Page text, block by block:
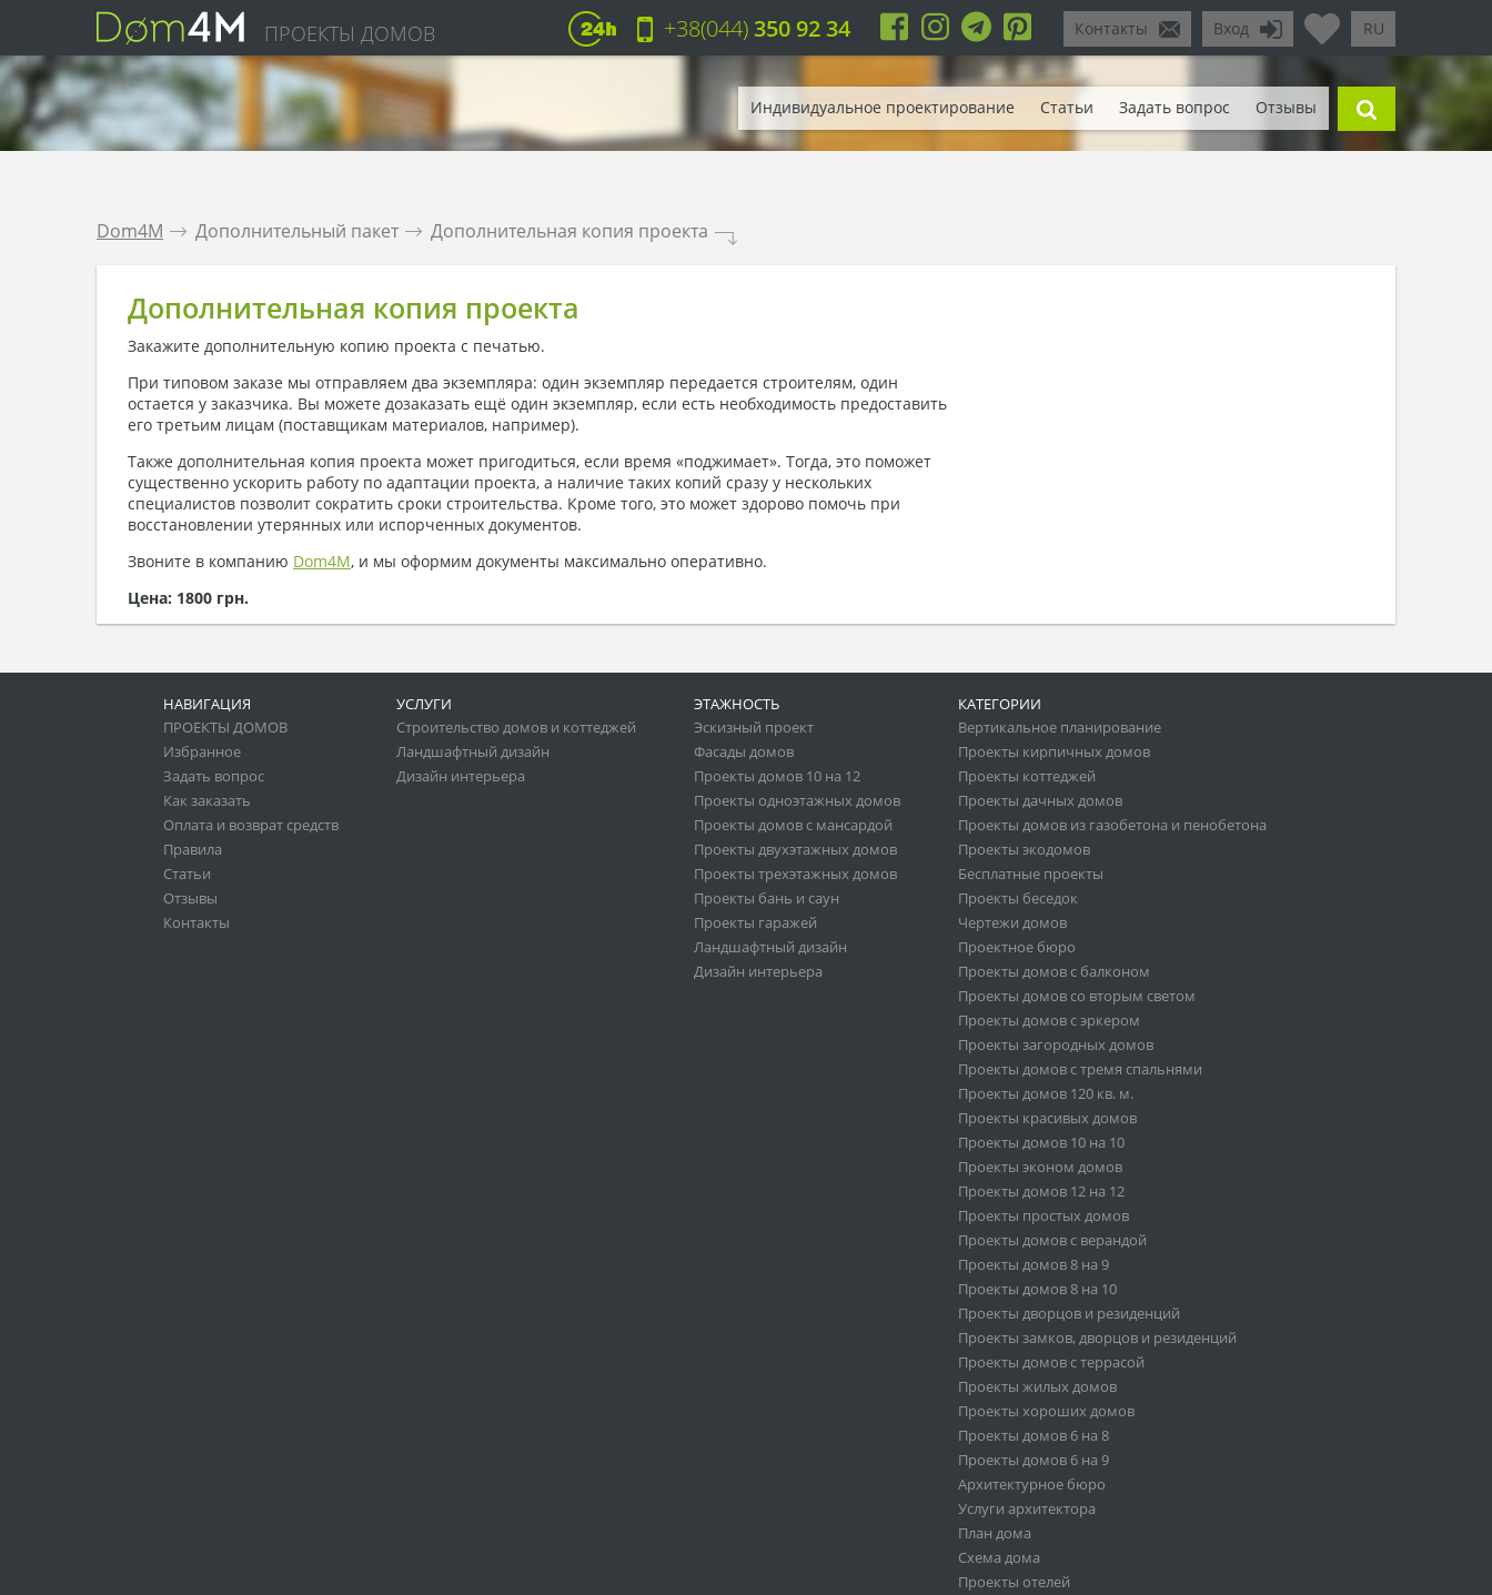
ПРОЕКТЫ ДОМОВ RU
Вход
Контакты
+38(044)350 92 34
Индивидуальное проектирование Статьи Задать вопрос Отзывы
Dom4M . Дополнительный пакет . Дополнительная копия проекта .
Дополнительная копия проекта
Закажите дополнительную копию проекта с печатью.
При типовом заказе мы отправляем два экземпляра: один экземпляр передается строителям, один
остается у заказчика. Вы можете дозаказать ещё один экземпляр, если есть необходимость предоставить
его третьим лицам (поставщикам материалов, например).
Также дополнительная копия проекта может пригодиться, если время «поджимает». Тогда, это поможет
существенно ускорить работу по адаптации проекта, а наличие таких копий сразу у нескольких
специалистов позволит сократить сроки строительства. Кроме того, это может здорово помочь при
восстановлении утерянных или испорченных документов.
Звоните в компанию Dom4M, и мы оформим документы максимально оперативно.
Цена: 1800 грн.
НАВИГАЦИЯ
ПРОЕКТЫ ДОМОВ
Избранное
Задать вопрос
Как заказать
Оплата и возврат средств
Правила
Статьи
Отзывы
Контакты
УСЛУГИ
Строительство домов и коттеджей
Ландшафтный дизайн
Дизайн интерьера
ЭТАЖНОСТЬ
Эскизный проект
Фасады домов
Проекты домов 10 на 12
Проекты одноэтажных домов
Проекты домов с мансардой
Проекты двухэтажных домов
Проекты трехэтажных домов
Проекты бань и саун
Проекты гаражей
Ландшафтный дизайн
Дизайн интерьера
КАТЕГОРИИ
Вертикальное планирование
Проекты кирпичных домов
Проекты коттеджей
Проекты дачных домов
Проекты домов из газобетона и пенобетона
Проекты экодомов
Бесплатные проекты
Проекты беседок
Чертежи домов
Проектное бюро
Проекты домов с балконом
Проекты домов со вторым светом
Проекты домов с эркером
Проекты загородных домов
Проекты домов с тремя спальнями
Проекты домов 120 кв. м.
Проекты красивых домов
Проекты домов 10 на 10
Проекты эконом домов
Проекты домов 12 на 12
Проекты простых домов
Проекты домов с верандой
Проекты домов 8 на 9
Проекты домов 8 на 10
Проекты дворцов и резиденций
Проекты замков, дворцов и резиденций
Проекты домов с террасой
Проекты жилых домов
Проекты хороших домов
Проекты домов 6 на 8
Проекты домов 6 на 9
Архитектурное бюро
Услуги архитектора
План дома
Схема дома
Проекты отелей